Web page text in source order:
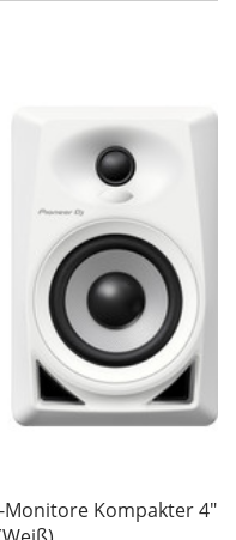
Monitore Kompakter 4"